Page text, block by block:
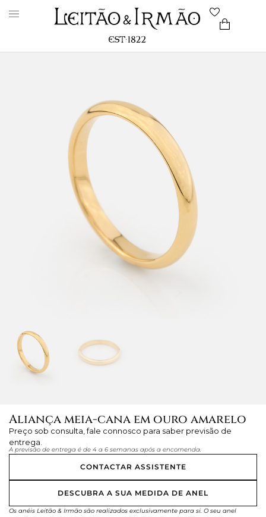
Aliança meia-cana em ouro amarelo
Preço sob consulta, fale connosco para saber previsão de
entrega.
A previsão de entrega é de 4 a 6 semanas após a encomenda.
CONTACTAR ASSISTENTE
DESCUBRA A SUA MEDIDA DE ANEL
Os anéis Leitão & Irmão são realizados exclusivamente para si. O seu anel